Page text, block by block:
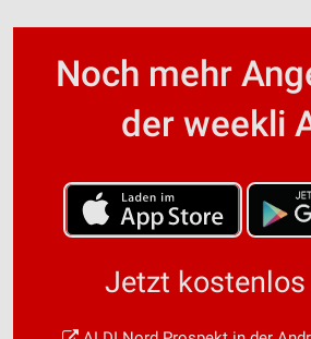
Noch mehr
der weekli
Jetzt kostenlos